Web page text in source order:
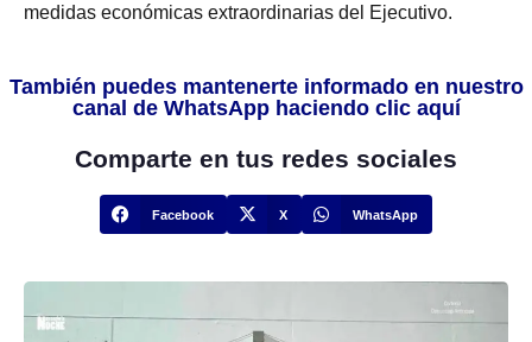
medidas económicas extraordinarias del Ejecutivo.
También puedes mantenerte informado en nuestro
canal de WhatsApp haciendo clic aquí
Comparte en tus redes sociales
Facebook X WhatsApp